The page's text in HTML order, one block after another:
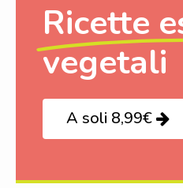
Ricette
vegetali
A soli 8,99€